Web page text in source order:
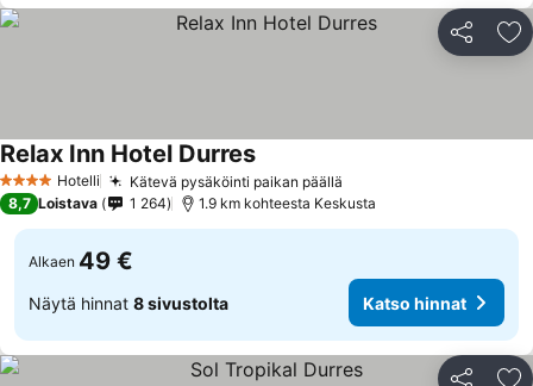
Jaa
4 Tähtiluokitus
Hotelli Kätevä pysäköinti paikan päällä
Relax Inn Hotel DurresKatso hinnat
8,7 Loistava 1 264 1.9 km kohteesta Keskusta
Alkaen 49 €
Näytä hinnat 8 sivustolta Katso hinnat